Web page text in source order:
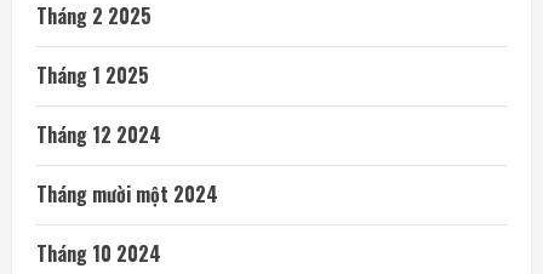
Tháng 2 2025
Tháng 1 2025
Tháng 12 2024
Tháng mười một 2024
Tháng 10 2024